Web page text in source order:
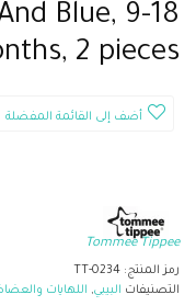
Blue, 9-18
2 pieces
أضف إلى القائمة المفضلة
Tommee Tippee
رمز المنتج: TT-0234
التصنيفات البيبي, اللهايات